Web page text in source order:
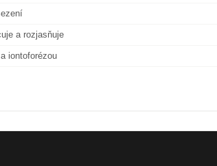
a rozjasňuje
iontoforézou